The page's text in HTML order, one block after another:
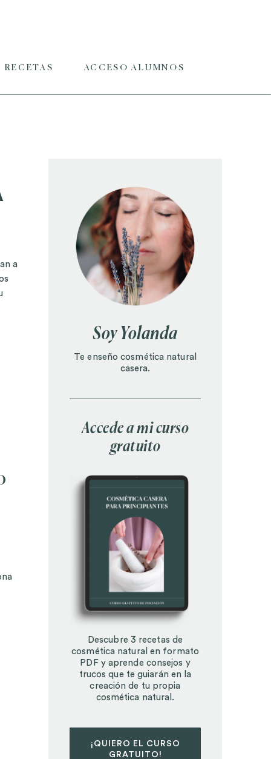
RECETAS ACCESO ALUMNOS
a
Soy Yolanda
Te enseño cosmética natural
casera.
Accede a mi curso
gratuito
Descubre 3 recetas de
cosmética natural en formato
PDF y aprende consejos y
trucos que te guiarán en la
creación de tu propia
cosmética natural.
¡QUIERO EL CURSO
GRATUITO!